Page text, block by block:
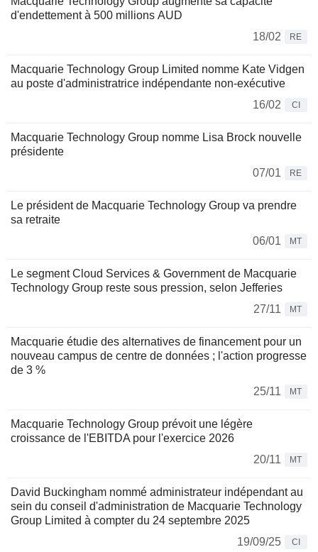
d'endettement à 500 millions AUD
18/02
RE
Macquarie Technology Group Limited nomme Kate Vidgen
au poste d'administratrice indépendante non-exécutive
16/02
CI
Macquarie Technology Group nomme Lisa Brock nouvelle
présidente
07/01
RE
Le président de Macquarie Technology Group va prendre
sa retraite
06/01
MT
Le segment Cloud Services & Government de Macquarie
Technology Group reste sous pression, selon Jefferies
27/11
MT
Macquarie étudie des alternatives de financement pour un
nouveau campus de centre de données ; l'action progresse
de 3 %
25/11
MT
Macquarie Technology Group prévoit une légère
croissance de l'EBITDA pour l'exercice 2026
20/11
MT
David Buckingham nommé administrateur indépendant au
sein du conseil d'administration de Macquarie Technology
Group Limited à compter du 24 septembre 2025
19/09/25
CI